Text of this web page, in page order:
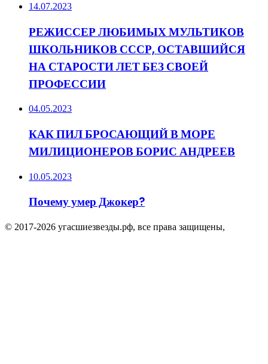
14.07.2023
РЕЖИССЕР ЛЮБИМЫХ МУЛЬТИКОВ
ШКОЛЬНИКОВ СССР, ОСТАВШИЙСЯ
НА СТАРОСТИ ЛЕТ БЕЗ СВОЕЙ
ПРОФЕССИИ
04.05.2023
КАК ПИЛ БРОСАЮЩИЙ В МОРЕ
МИЛИЦИОНЕРОВ БОРИС АНДРЕЕВ
10.05.2023
Почему умер Джокер?
© 2017-2026 угасшиезвезды.рф, все права защищены,